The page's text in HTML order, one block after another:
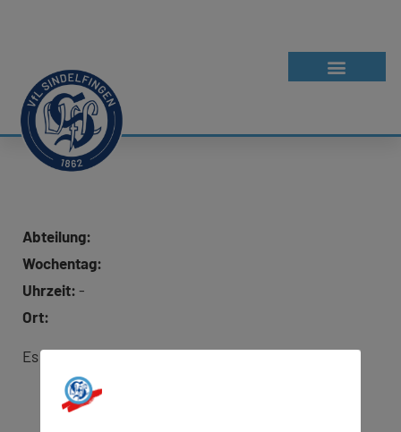
Abteilung:
Wochentag:
Uhrzeit: -
Ort:
Es wurde keine Adresse für Google Maps hinterlegt